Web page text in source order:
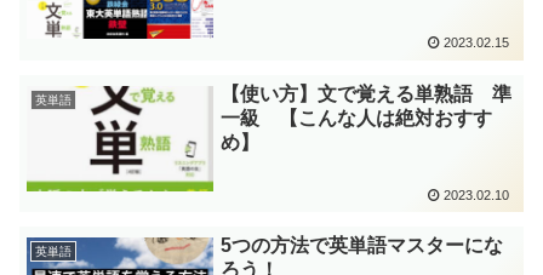
2023.02.15
英単語
【使い方】文で覚える単熟語 準
一級 【こんな人は絶対おすす
め】
2023.02.10
英単語
5つの方法で英単語マスターにな
ろう！